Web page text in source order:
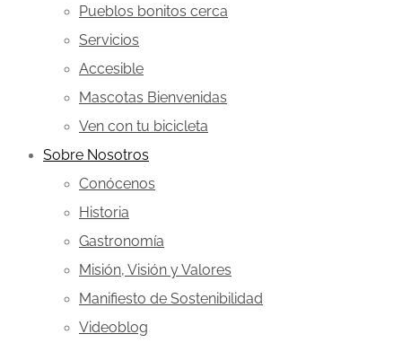
Pueblos bonitos cerca
Servicios
Accesible
Mascotas Bienvenidas
Ven con tu bicicleta
Sobre Nosotros
Conócenos
Historia
Gastronomía
Misión, Visión y Valores
Manifiesto de Sostenibilidad
Videoblog